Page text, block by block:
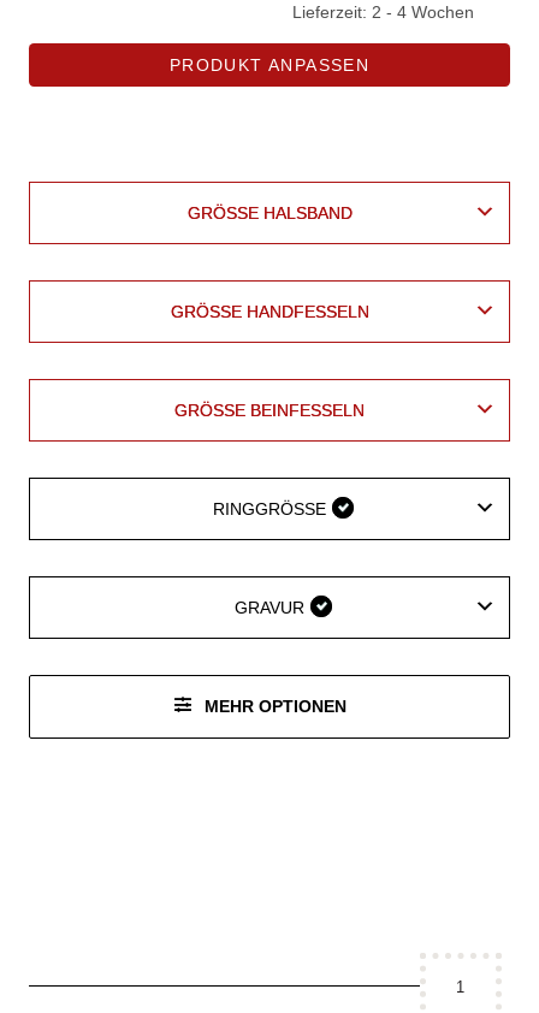
Lieferzeit: 2 - 4 Wochen
PRODUKT ANPASSEN
GRÖSSE HALSBAND
GRÖSSE HALSBAND
GRÖSSE HANDFESSELN
GRÖSSE HANDFESSELN
GRÖSSE BEINFESSELN
GRÖSSE BEINFESSELN
RINGGRÖSSE
RINGGRÖSSE
GRAVUR
GRAVUR
MEHR OPTIONEN
Fesselset
breit